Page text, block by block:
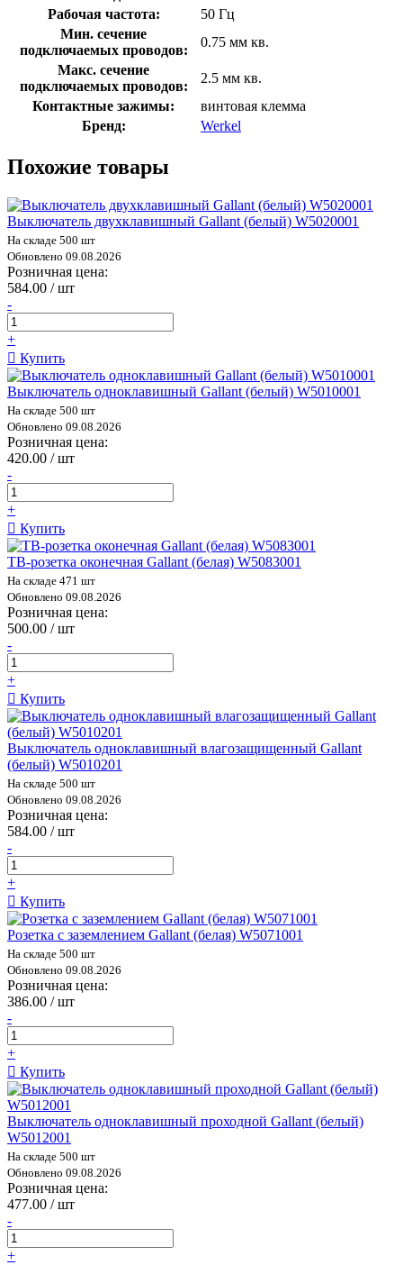
Рабочая частота:
50 Гц
Мин. сечение
подключаемых проводов:
0.75 мм кв.
Макс. сечение
подключаемых проводов:
2.5 мм кв.
Контактные зажимы:
винтовая клемма
Бренд:
Werkel
Похожие товары
Выключатель двухклавишный Gallant (белый) W5020001
На складе 500 шт
Обновлено 09.08.2026
Розничная цена:
584.00 / шт
-
+
Купить
Выключатель одноклавишный Gallant (белый) W5010001
На складе 500 шт
Обновлено 09.08.2026
Розничная цена:
420.00 / шт
-
+
Купить
ТВ-розетка оконечная Gallant (белая) W5083001
На складе 471 шт
Обновлено 09.08.2026
Розничная цена:
500.00 / шт
-
+
Купить
Выключатель одноклавишный влагозащищенный Gallant
(белый) W5010201
На складе 500 шт
Обновлено 09.08.2026
Розничная цена:
584.00 / шт
-
+
Купить
Розетка с заземлением Gallant (белая) W5071001
На складе 500 шт
Обновлено 09.08.2026
Розничная цена:
386.00 / шт
-
+
Купить
Выключатель одноклавишный проходной Gallant (белый)
W5012001
На складе 500 шт
Обновлено 09.08.2026
Розничная цена:
477.00 / шт
-
+